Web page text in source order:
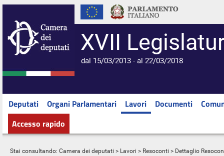
XVII
dal 15/03/2013 - al 22/03/2018
Deputati Organi Parlamentari Lavori Documenti
Accesso rapido
Stai consultando: Camera dei deputati > Lavori > Resoconti > Dettaglio